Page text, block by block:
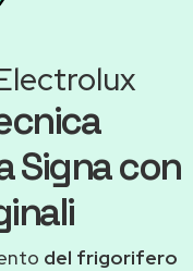
Signa con
del frigorifero